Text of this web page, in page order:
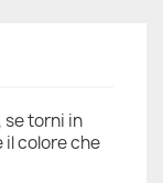
se torni in
colore che